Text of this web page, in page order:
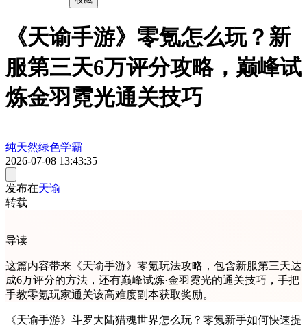
《天谕手游》零氪怎么玩？新
服第三天6万评分攻略，巅峰试
炼金羽霓光通关技巧
纯天然绿色学霸
2026-07-08 13:43:35
发布在天谕
转载
导读
这篇内容带来《天谕手游》零氪玩法攻略，包含新服第三天达
成6万评分的方法，还有巅峰试炼·金羽霓光的通关技巧，手把
手教零氪玩家通关该高难度副本获取奖励。
《天谕手游》斗罗大陆猎魂世界怎么玩？零氪新手如何快速提